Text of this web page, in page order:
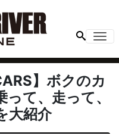
】ボクのカ
て、走って、
大紹介